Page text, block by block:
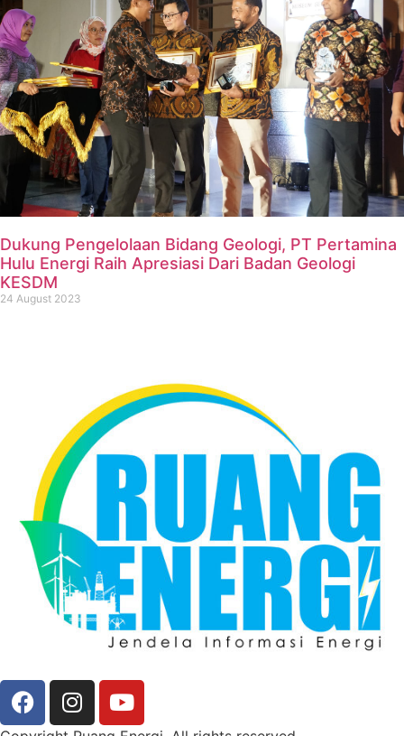
Dukung Pengelolaan Bidang Geologi, PT Pertamina
Hulu Energi Raih Apresiasi Dari Badan Geologi
KESDM
24 August 2023